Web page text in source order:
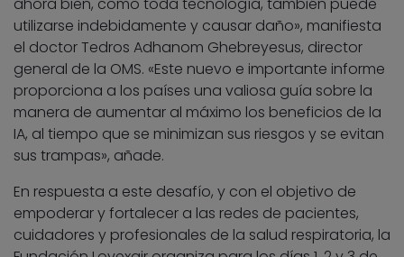
utilizarse indebidamente y causar daño», manifiesta
el doctor Tedros Adhanom Ghebreyesus, director
general de la OMS. «Este nuevo e importante informe
proporciona a los países una valiosa guía sobre la
manera de aumentar al máximo los beneficios de la
IA, al tiempo que se minimizan sus riesgos y se evitan
sus trampas», añade.
En respuesta a este desafío, y con el objetivo de
empoderar y fortalecer a las redes de pacientes,
cuidadores y profesionales de la salud respiratoria, la